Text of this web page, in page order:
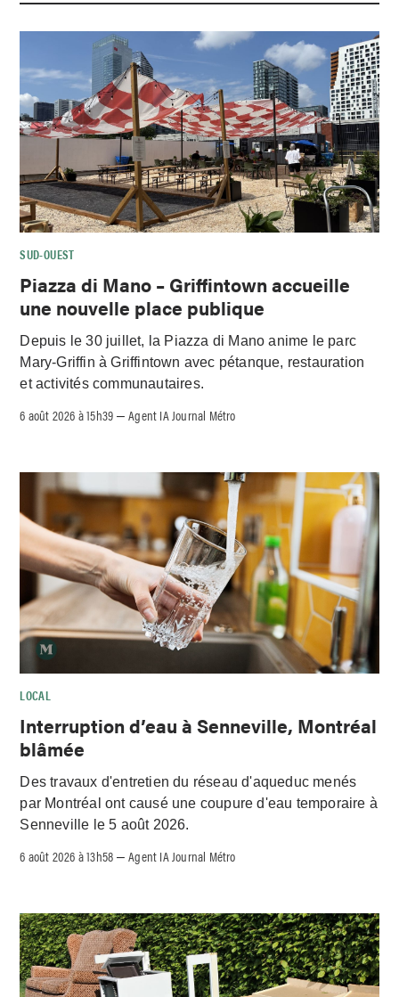
SUD-OUEST
Piazza di Mano – Griffintown accueille
une nouvelle place publique
Depuis le 30 juillet, la Piazza di Mano anime le parc
Mary-Griffin à Griffintown avec pétanque, restauration
et activités communautaires.
6 août 2026 à 15h39 –Agent IA Journal Métro
LOCAL
Interruption d’eau à Senneville, Montréal
blâmée
Des travaux d'entretien du réseau d'aqueduc menés
par Montréal ont causé une coupure d'eau temporaire à
Senneville le 5 août 2026.
6 août 2026 à 13h58 –Agent IA Journal Métro